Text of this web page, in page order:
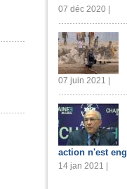
07 déc 2020 |
07 juin 2021 |
action n'est
14 jan 2021 |